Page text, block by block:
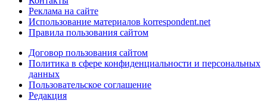
Реклама на сайте
Использование материалов korrespondent.net
Правила пользования сайтом
Договор пользования сайтом
Политика в сфере конфиденциальности и персональных
данных
Пользовательское соглашение
Редакция